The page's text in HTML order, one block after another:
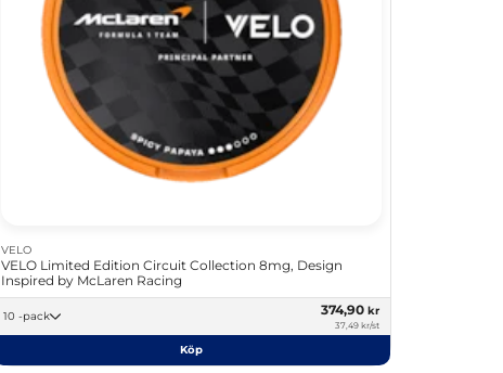
VELO
VELO Limited Edition Circuit Collection 8mg, Design
Inspired by McLaren Racing
10 -pack 374,90 kr
37,49 kr/st
Köp